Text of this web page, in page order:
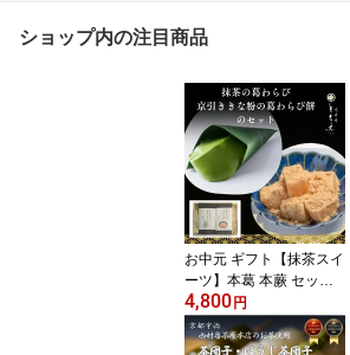
ショップ内の注目商品
お中元 ギフト【抹茶スイ
ーツ】本葛 本蕨 セット
宇治抹茶 葛わらび 国産
京びききな粉の葛わらび
餅 御挨拶 葛練り 葛餅 わ
4,800 円